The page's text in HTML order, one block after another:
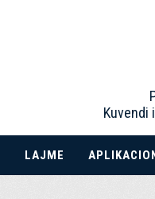
Kuvendi
LAJME